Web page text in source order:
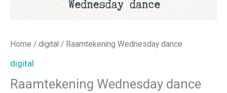
Home / digital / Raamtekening Wednesday dance
digital
Raamtekening Wednesday dance